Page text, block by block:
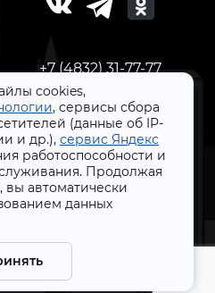
cookies,
, сервисы сбора
(данные об IP-
и др.), сервис Яндекс
работоспособности и
Продолжая
автоматически
данных
+7 (4832) 31-77-77
г.
данных
сервисов Яндекс